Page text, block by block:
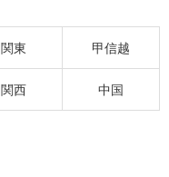
関東 甲信越
関西 中国